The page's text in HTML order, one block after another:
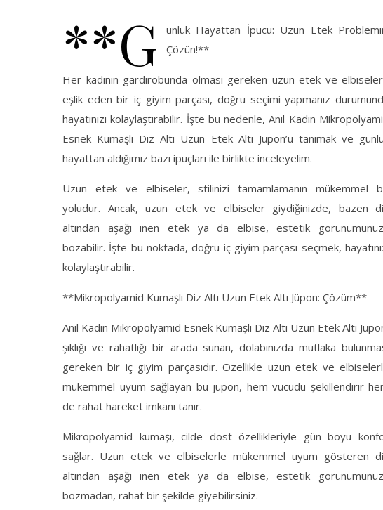
**G
ünlük Hayattan İpucu: Uzun Etek
Çözün!**
Her kadının gardırobunda olması gereken uzun etek ve
eşlik eden bir iç giyim parçası, doğru seçimi yapmanız
hayatınızı kolaylaştırabilir. İşte bu nedenle, Anıl Kadın
Esnek Kumaşlı Diz Altı Uzun Etek Altı Jüpon’u tanımak ve
hayattan aldığımız bazı ipuçları ile birlikte inceleyelim.
Uzun etek ve elbiseler, stilinizi tamamlamanın mükemmel
yoludur. Ancak, uzun etek ve elbiseler giydiğinizde, bazen
altından aşağı inen etek ya da elbise, estetik
bozabilir. İşte bu noktada, doğru iç giyim parçası seçmek,
kolaylaştırabilir.
**Mikropolyamid Kumaşlı Diz Altı Uzun Etek Altı Jüpon: Çözüm**
Anıl Kadın Mikropolyamid Esnek Kumaşlı Diz Altı Uzun Etek Altı
şıklığı ve rahatlığı bir arada sunan, dolabınızda mutlaka
gereken bir iç giyim parçasıdır. Özellikle uzun etek ve
mükemmel uyum sağlayan bu jüpon, hem vücudu şekillendirir
de rahat hareket imkanı tanır.
Mikropolyamid kumaşı, cilde dost özellikleriyle gün boyu
sağlar. Uzun etek ve elbiselerle mükemmel uyum gösteren
altından aşağı inen etek ya da elbise, estetik
bozmadan, rahat bir şekilde giyebilirsiniz.